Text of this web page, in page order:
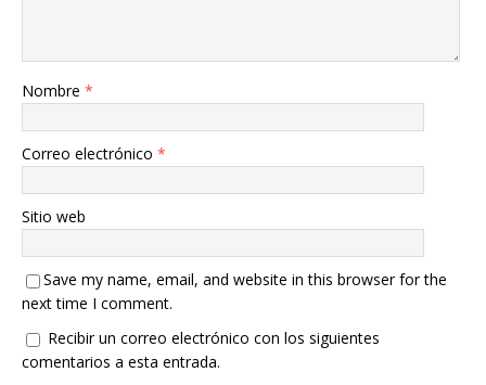
Nombre *
Correo electrónico *
Sitio web
Save my name, email, and website in this browser for the
next time I comment.
Recibir un correo electrónico con los siguientes
comentarios a esta entrada.